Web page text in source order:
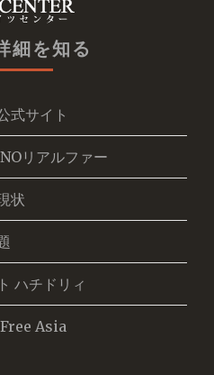
細を知る
式サイト
リアルファー
状
ハチドリィ
Asia